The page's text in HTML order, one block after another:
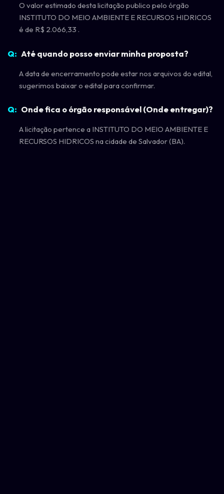
O valor estimado desta licitação publico pelo órgão
INSTITUTO DO MEIO AMBIENTE E RECURSOS HIDRICOS
é de R$ 2.066,33 .
Até quando posso enviar minha proposta?
A data de encerramento pode estar nos arquivos do edital,
sugerimos baixar o edital para confirmar.
Onde fica o órgão responsável (Onde entregar)?
A licitação pertence a INSTITUTO DO MEIO AMBIENTE E
RECURSOS HIDRICOS na cidade de Salvador (BA).